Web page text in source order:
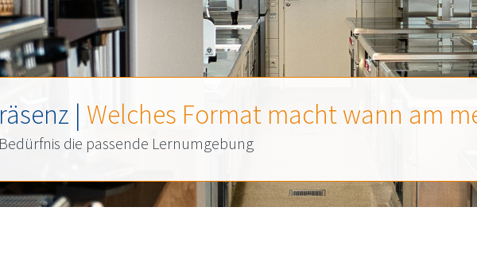
| Welches Format macht wann am
die passende Lernumgebung